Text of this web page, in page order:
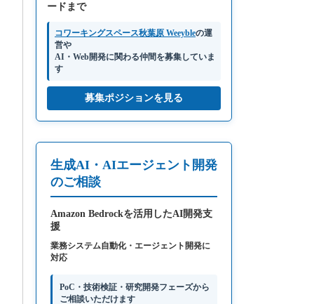
ードまで
コワーキングスペース秋葉原 Weeybleの運
営や
AI・Web開発に関わる仲間を募集していま
す
募集ポジションを見る
生成AI・AIエージェント開発
のご相談
Amazon Bedrockを活用したAI開発支
援
業務システム自動化・エージェント開発に
対応
PoC・技術検証・研究開発フェーズから
ご相談いただけます